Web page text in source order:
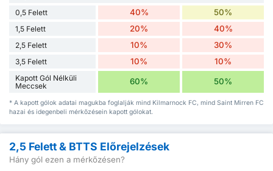
0,5 Felett
40% 50%
1,5 Felett 20% 40%
2,5 Felett 10% 30%
3,5 Felett 10% 10%
Kapott Gól Nélküli
Meccsek
60% 50%
* A kapott gólok adatai magukba foglalják mind Kilmarnock FC, mind Saint Mirren FC
hazai és idegenbeli mérkőzésein kapott gólokat.
2,5 Felett & BTTS Előrejelzések
Hány gól ezen a mérkőzésen?